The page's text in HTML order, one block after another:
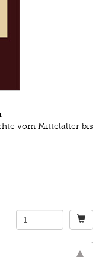
vom Mittelalter bis